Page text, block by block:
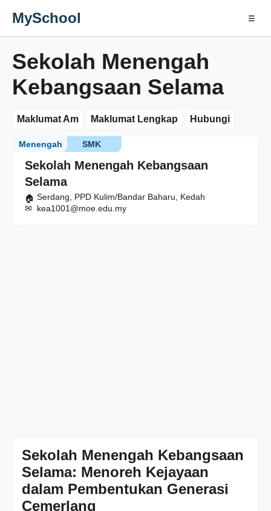
MySchool ☰
Sekolah Menengah
Kebangsaan Selama
Maklumat Am Maklumat Lengkap Hubungi
Sekolah Menengah Kebangsaan
Selama
SMK
Menengah
Serdang, PPD Kulim/Bandar Baharu, Kedah
kea1001@moe.edu.my
Sekolah Menengah Kebangsaan
Selama: Menoreh Kejayaan
dalam Pembentukan Generasi
Cemerlang